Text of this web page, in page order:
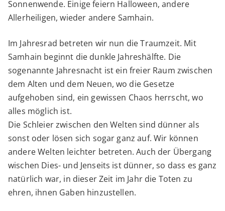
Sonnenwende. Einige feiern Halloween, andere
Allerheiligen, wieder andere Samhain.
Im Jahresrad betreten wir nun die Traumzeit. Mit
Samhain beginnt die dunkle Jahreshälfte. Die
sogenannte Jahresnacht ist ein freier Raum zwischen
dem Alten und dem Neuen, wo die Gesetze
aufgehoben sind, ein gewissen Chaos herrscht, wo
alles möglich ist.
Die Schleier zwischen den Welten sind dünner als
sonst oder lösen sich sogar ganz auf. Wir können
andere Welten leichter betreten. Auch der Übergang
wischen Dies- und Jenseits ist dünner, so dass es ganz
natürlich war, in dieser Zeit im Jahr die Toten zu
ehren, ihnen Gaben hinzustellen.